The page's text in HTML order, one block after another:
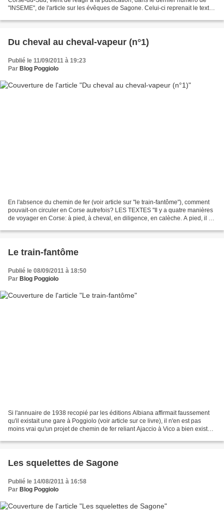
"INSEME", de l'article sur les évêques de Sagone. Celui-ci reprenait le texte
Du cheval au cheval-vapeur (n°1)
Publié le 11/09/2011 à 19:23
Par Blog Poggiolo
En l'absence du chemin de fer (voir article sur "le train-fantôme"), comment
pouvait-on circuler en Corse autrefois? LES TEXTES "Il y a quatre manières
de voyager en Corse: à pied, à cheval, en diligence, en calèche. A pied, il n'y
Le train-fantôme
Publié le 08/09/2011 à 18:50
Par Blog Poggiolo
Si l'annuaire de 1938 recopié par les éditions Albiana affirmait faussement
qu'il existait une gare à Poggiolo (voir article sur ce livre), il n'en est pas
moins vrai qu'un projet de chemin de fer reliant Ajaccio à Vico a bien existé.
Les squelettes de Sagone
Publié le 14/08/2011 à 16:58
Par Blog Poggiolo